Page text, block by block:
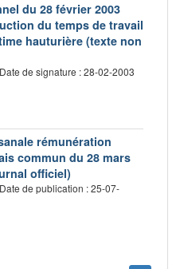
du 28 février 2003
du temps de travail
hauturière (texte non
Date de signature : 28-02-2003
rémunération
commun du 28 mars
officiel)
Date de publication : 25-07-